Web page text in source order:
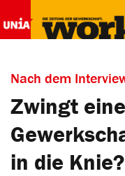
Nach dem
Zwingt eine
in die Knie?